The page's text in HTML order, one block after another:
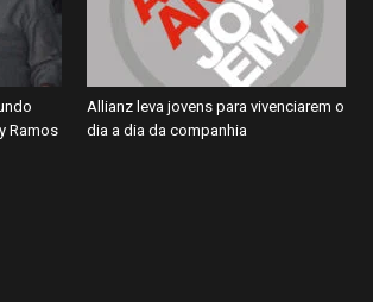
Ramos
Allianz leva jovens para vivenciarem o
dia a dia da companhia